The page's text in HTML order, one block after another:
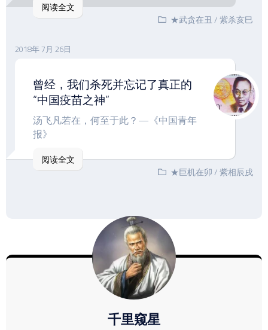
阅读全文
★武贪在丑/紫杀亥巳
2018年 7月 26日
曾经，我们杀死并忘记了真正的
“中国疫苗之神”
汤飞凡若在，何至于此？—《中国青年
报》
阅读全文
★巨机在卯/紫相辰戌
千里窥星